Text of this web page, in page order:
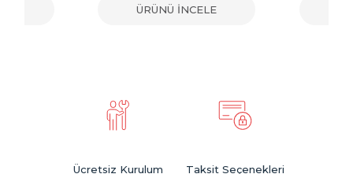
ÜRÜNÜ İNCELE
Ücretsiz Kurulum Taksit Seçenekleri